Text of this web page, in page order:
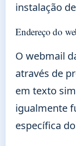
instalação
Endereço do
O webmail
através de
em texto
igualmente
específica